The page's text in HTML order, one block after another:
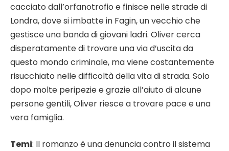
cacciato dall’orfanotrofio e finisce nelle strade di
Londra, dove si imbatte in Fagin, un vecchio che
gestisce una banda di giovani ladri. Oliver cerca
disperatamente di trovare una via d’uscita da
questo mondo criminale, ma viene costantemente
risucchiato nelle difficoltà della vita di strada. Solo
dopo molte peripezie e grazie all’aiuto di alcune
persone gentili, Oliver riesce a trovare pace e una
vera famiglia.
Temi: Il romanzo è una denuncia contro il sistema